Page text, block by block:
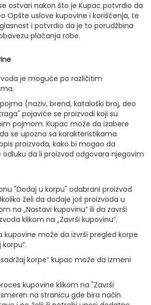
ostvari nakon što je Kupac potvrdio da
Opšte uslove kupovine i korišćenja, te
i potvrdio da je to porudžbina
plaćanja robe.
je moguće po različitim
(naziv, brend, kataloški broj, deo
pojaviće se proizvodi koji su
pojmom. Kupac može da izabere
se upozna sa karakteristikama
proizvoda, kako bi mogao da
da li proizvod odgovara njegovim
"Dodaj u korpu" odabrani proizvod
želi da dodaje još proizvoda u
na „Nastavi kupovinu“ ili da završi
klikom na „Završi kupovinu“.
kupovine može da izvrši pregled korpe
korpe“ kupac može da izmeni
kupovine klikom na "Završi
na stranicu gde bira način